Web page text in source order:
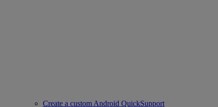
Create a custom Android QuickSupport